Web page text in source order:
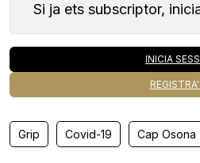
Si ja ets subscriptor,
INICIA
Grip Covid-19 Cap Osona